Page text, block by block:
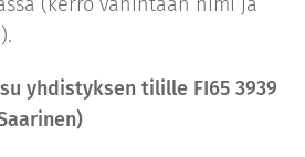
yhdistyksen tilille FI65 3939